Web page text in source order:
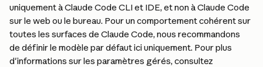
uniquement à Claude Code CLI et IDE, et non à Claude Code
sur le web ou le bureau. Pour un comportement cohérent sur
toutes les surfaces de Claude Code, nous recommandons
de définir le modèle par défaut ici uniquement. Pour plus
d'informations sur les paramètres gérés, consultez